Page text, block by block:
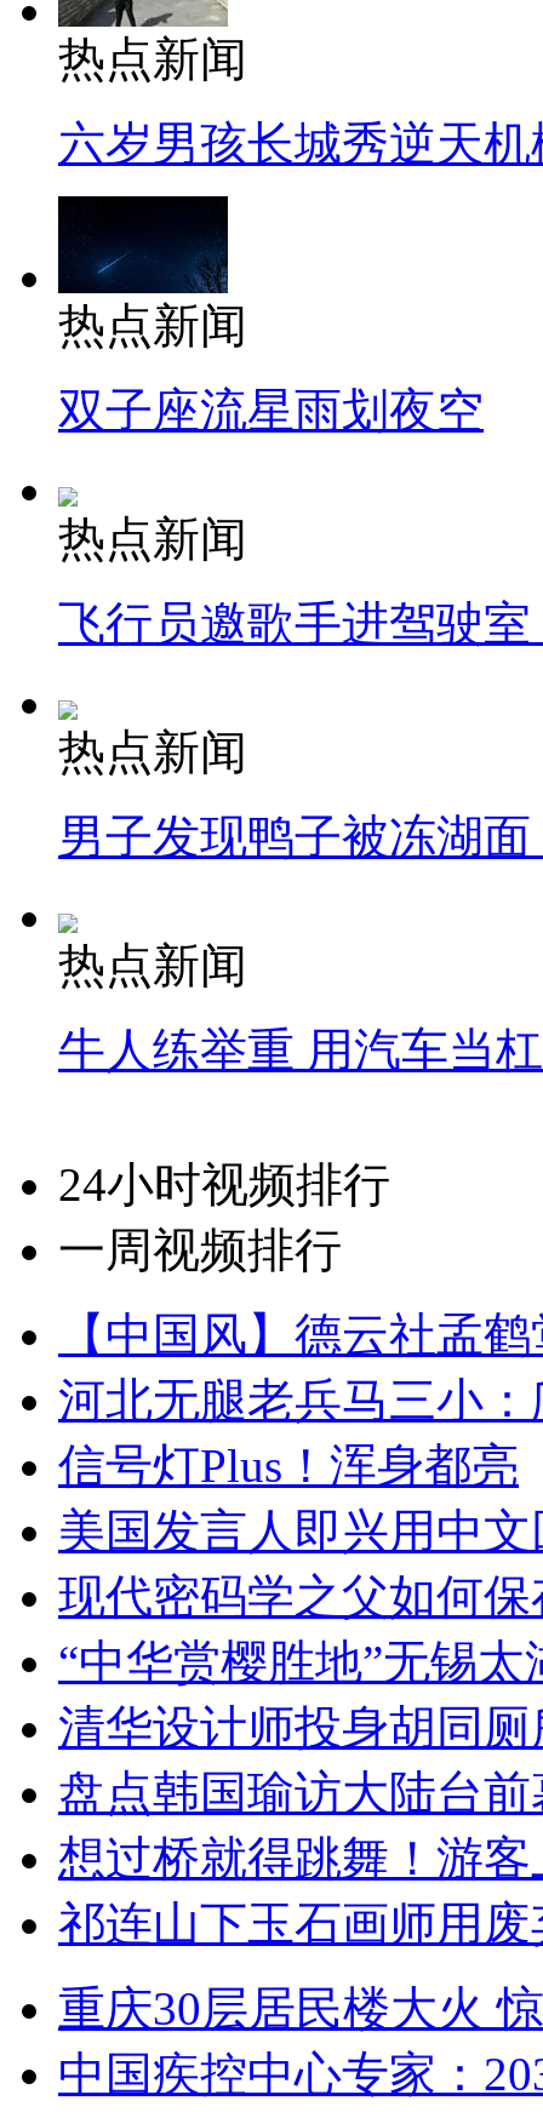
热点新闻
六岁男孩长城秀逆天机
热点新闻
双子座流星雨划夜空
热点新闻
飞行员邀歌手进驾驶
热点新闻
男子发现鸭子被冻湖
热点新闻
牛人练举重 用汽车当
24小时视频排行
一周视频排行
【中国风】德云社孟
河北无腿老兵马三小
信号灯Plus！浑身都亮
美国发言人即兴用中
现代密码学之父如何
“中华赏樱胜地”无锡
清华设计师投身胡同
盘点韩国瑜访大陆台
想过桥就得跳舞！游客
祁连山下玉石画师用
重庆30层居民楼大火
中国疾控中心专家：